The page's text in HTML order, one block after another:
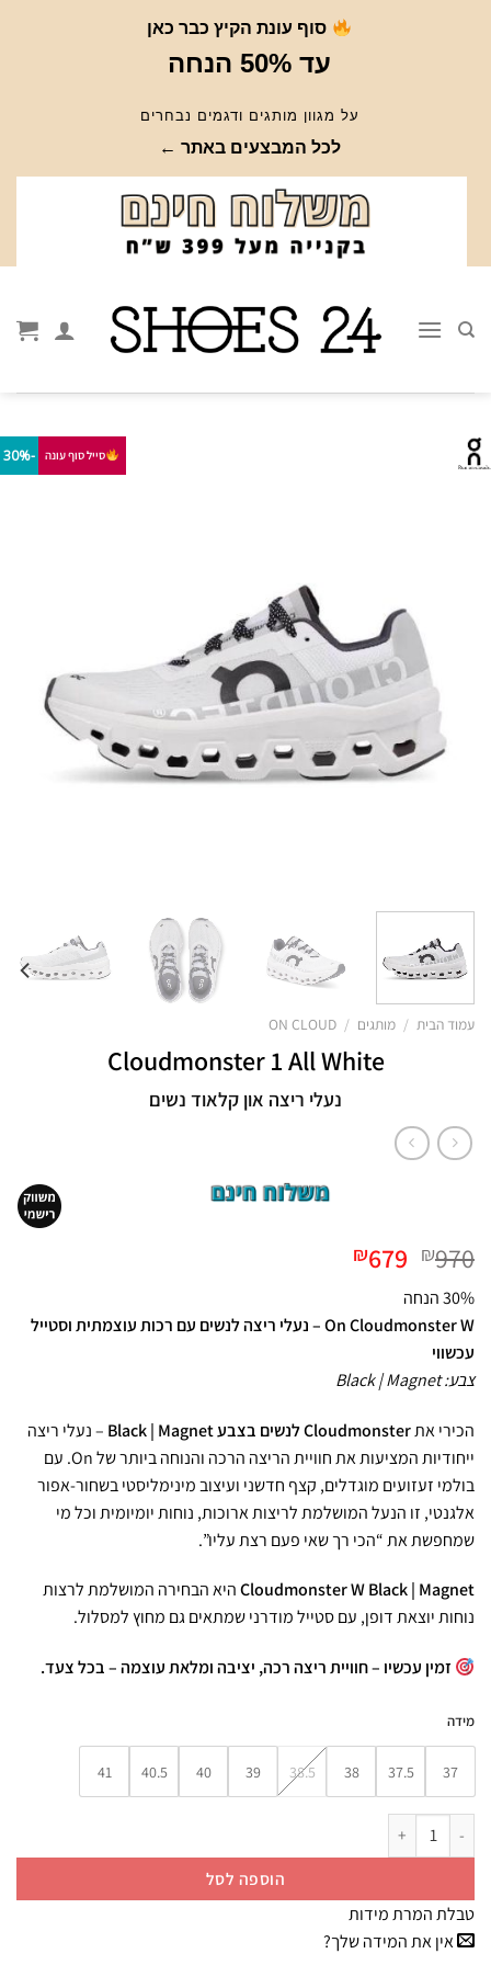
סוף עונת הקיץ כבר כאן
עד 50% הנחה
על מגוון מותגים ודגמים נבחרים
לכל המבצעים באתר ←
סייל סוף עונה -30%
עמוד הבית / מותגים /
ON CLOUD
Cloudmonster 1 All White
נעלי ריצה און קלאוד נשים
₪970 המחיר
היה:
₪970.
₪679
₪679.
30% הנחה
On Cloudmonster W – נעלי ריצה לנשים עם רכות עוצמתית וסטייל
עכשווי
צבע: Black | Magnet
הכירי אתCloudmonster לנשים בצבע Black | Magnet
– נעלי ריצה
ייחודיות המציעות את חוויית הריצה הרכה והנוחה ביותר של On. עם
בולמי זעזועים מוגדלים, קצף חדשני ועיצוב מינימליסטי בשחור-אפור
אלגנטי, זו הנעל המושלמת לריצות ארוכות, נוחות יומיומית וכל מי
שמחפשת את “הכי רך שאי פעם רצת עליו”.
Cloudmonster W Black | Magnetהיא הבחירה המושלמת לרצות
נוחות יוצאת דופן, עם סטייל מודרני שמתאים גם מחוץ למסלול.
זמין עכשיו – חוויית ריצה רכה, יציבה ומלאת עוצמה – בכל צעד.
מידה
37
37.5
38
38.5
39
40
40.5
41
כמות של Cloudmonster 1 All White / נעלי ריצה און קלאוד נשים
הוספה לסל
טבלת המרת מידות
אין את המידה שלך?